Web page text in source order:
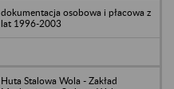
dokumentacja osobowa i płacowa z
lat 1996-2003
Huta Stalowa Wola - Zakład